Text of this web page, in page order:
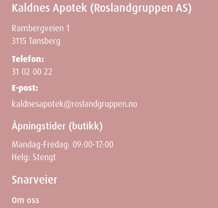
Kaldnes Apotek (Roslandgruppen AS)
Rambergveien 1
3115 Tønsberg
Telefon:
31 02 00 22
E-post:
kaldnesapotek@roslandgruppen.no
Åpningstider (butikk)
Mandag-Fredag: 09:00-17:00
Helg: Stengt
Snarveier
Om oss